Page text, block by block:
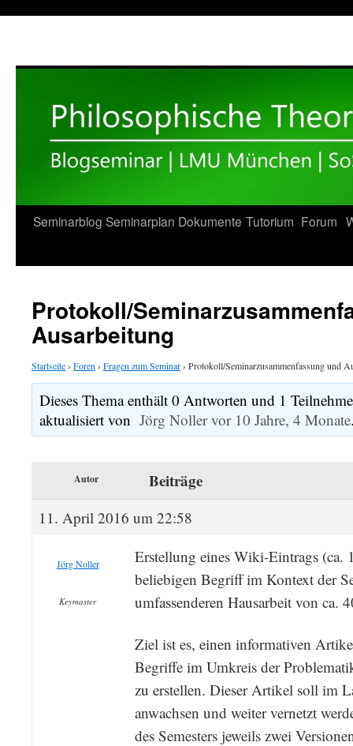
Zum
Seminarblog Seminarplan Dokumente Tutorium Forum
Protokoll/
Ausarbeitung
Startseite› Foren › Fragen zum Seminar› Protokoll/Seminarzusammenfassung und
Dieses Thema enthält 0 Antworten und 1
aktualisiert von Jörg Noller vor 10 Jahre, 4 Monate
Autor Beiträge
11. April 2016 um 22:58
Jörg Noller
Keymaster
Erstellung eines Wiki-Eintrags (ca.
beliebigen Begriff im Kontext der
umfassenderen Hausarbeit von ca.
Ziel ist es, einen informativen
Begriffe im Umkreis der
zu erstellen. Dieser Artikel soll im
anwachsen und weiter vernetzt
des Semesters jeweils zwei